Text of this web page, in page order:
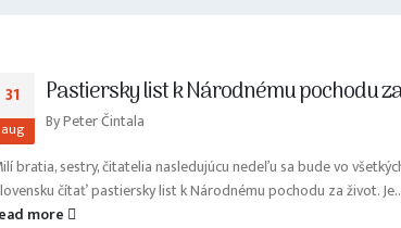
31
aug
Pastiersky list k Národnému pochodu
ByPeter Čintala
bratia, sestry, čitatelia nasledujúcu nedeľu sa bude vo
čítať pastiersky list k Národnému pochodu za život.
more